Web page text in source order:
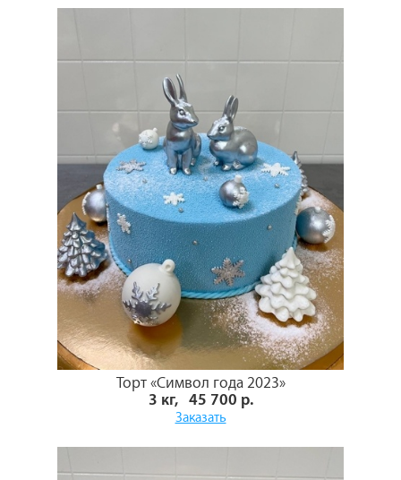
Торт «Символ года 2023»
3 кг, 45 700 р.
Заказать